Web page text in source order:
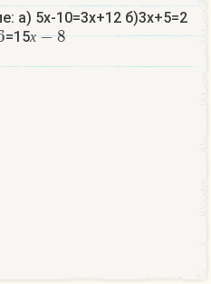
а) 5х-10=3х+12 б)3х+5=2
=15х
х−8